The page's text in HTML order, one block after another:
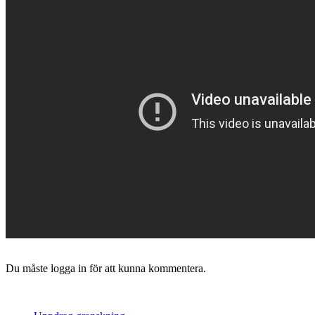
Du måste logga in för att kunna kommentera.